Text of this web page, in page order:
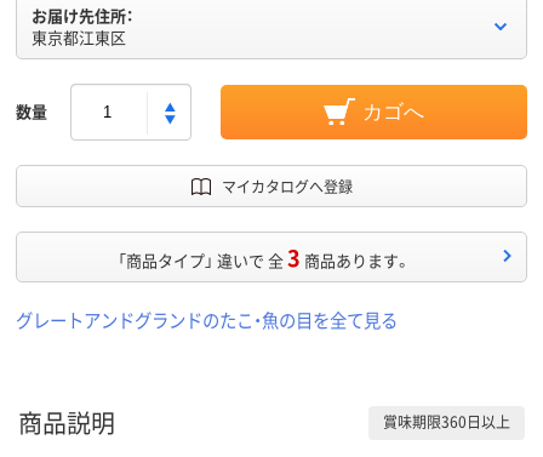
お届け先住所：
東京都江東区
数量 カゴへ
マイカタログへ登録
「商品タイプ」 違いで 全3 商品あります。
グレートアンドグランドのたこ・魚の目を全て見る
商品説明 賞味期限360日以上